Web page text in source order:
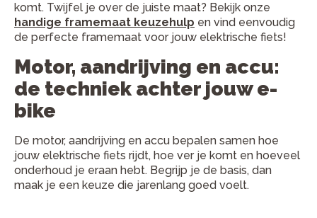
komt. Twijfel je over de juiste maat? Bekijk onze
handige framemaat keuzehulp en vind eenvoudig
de perfecte framemaat voor jouw elektrische fiets!
Motor, aandrijving en accu:
de techniek achter jouw e-
bike
De motor, aandrijving en accu bepalen samen hoe
jouw elektrische fiets rijdt, hoe ver je komt en hoeveel
onderhoud je eraan hebt. Begrijp je de basis, dan
maak je een keuze die jarenlang goed voelt.